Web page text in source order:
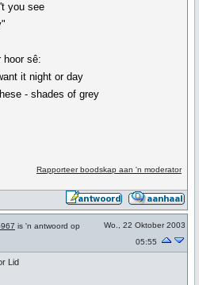
you see
hoor sê:
it night or day
- shades of grey
Rapporteer boodskap aan 'n moderator
is 'n antwoord op
Wo., 22 Oktober 2003
05:55
Lid